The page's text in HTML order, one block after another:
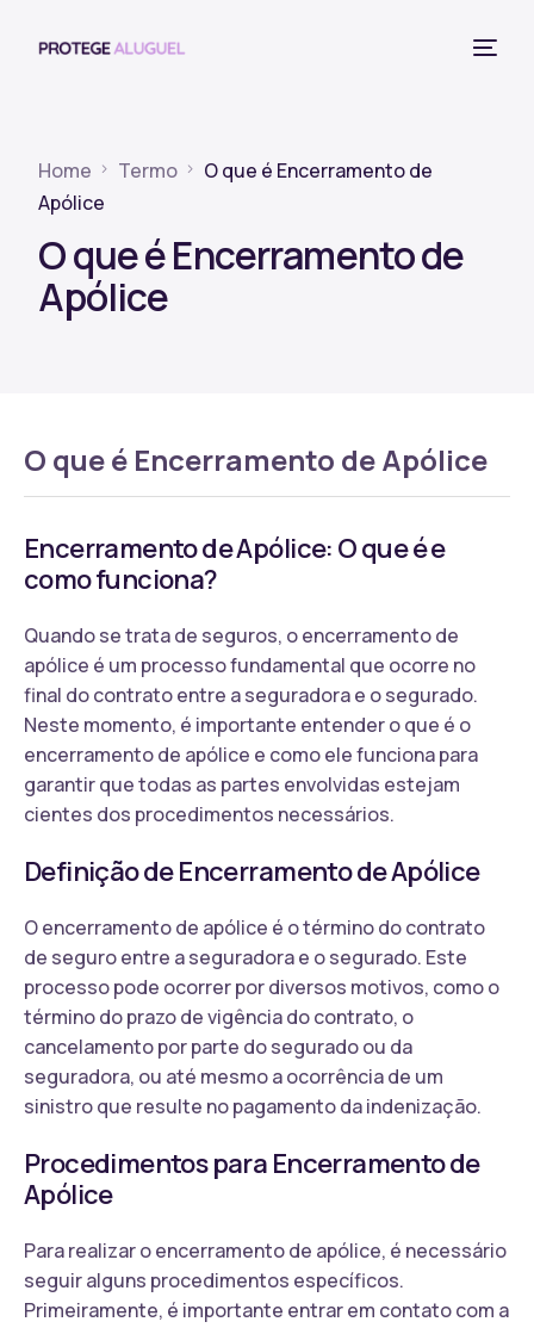
Home Termo
O que é Encerramento de
Apólice
O que é Encerramento de
Apólice
O que é Encerramento de Apólice
Encerramento de Apólice: O que é e
como funciona?
Quando se trata de seguros, o encerramento de
apólice é um processo fundamental que ocorre no
final do contrato entre a seguradora e o segurado.
Neste momento, é importante entender o que é o
encerramento de apólice e como ele funciona para
garantir que todas as partes envolvidas estejam
cientes dos procedimentos necessários.
Definição de Encerramento de Apólice
O encerramento de apólice é o término do contrato
de seguro entre a seguradora e o segurado. Este
processo pode ocorrer por diversos motivos, como o
término do prazo de vigência do contrato, o
cancelamento por parte do segurado ou da
seguradora, ou até mesmo a ocorrência de um
sinistro que resulte no pagamento da indenização.
Procedimentos para Encerramento de
Apólice
Para realizar o encerramento de apólice, é necessário
seguir alguns procedimentos específicos.
Primeiramente, é importante entrar em contato com a